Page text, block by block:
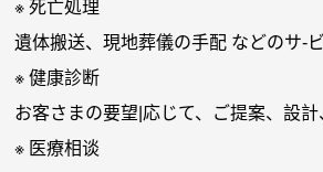
※ 死亡処理
遺体搬送、現地葬儀の手配 などのサ-
※ 健康診断
お客さまの要望|応じて、ご提案、設計
※ 医療相谈